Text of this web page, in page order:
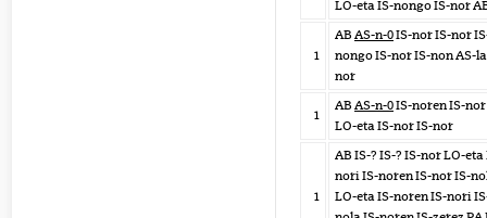
LO-eta IS-nongo IS-nor
1
AB AS-n-0IS-nor IS-nor
nongo IS-nor IS-non AS-
nor
1
AB AS-n-0IS-noren IS-nor
LO-eta IS-nor IS-nor
1
AB IS-? IS-? IS-nor LO-eta
nori IS-noren IS-nor IS-
LO-eta IS-noren IS-nori